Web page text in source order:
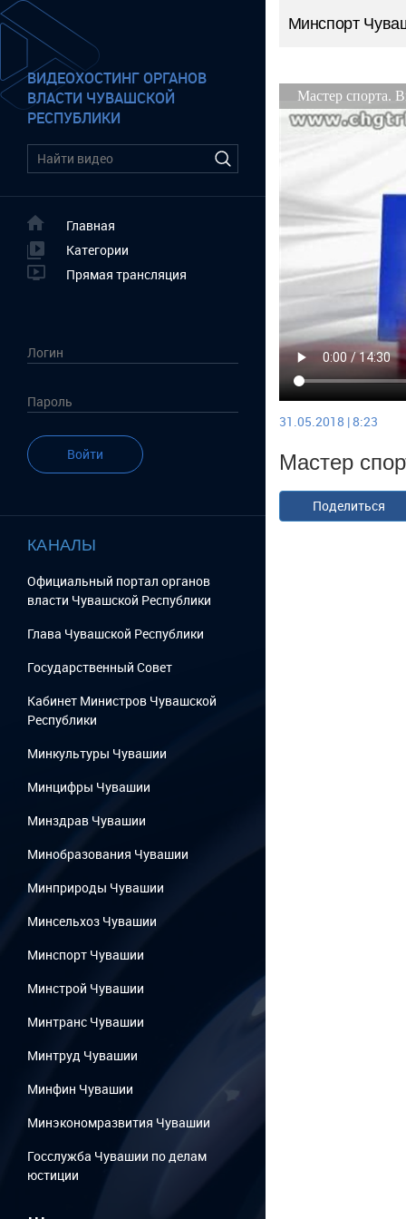
ВИДЕОХОСТИНГ ОРГАНОВ
ВЛАСТИ ЧУВАШСКОЙ
РЕСПУБЛИКИ
Главная
Категории
Прямая трансляция
Войти
КАНАЛЫ
Официальный портал органов
власти Чувашской Республики
Глава Чувашской Республики
Государственный Cовет
Кабинет Министров Чувашской
Республики
Минкультуры Чувашии
Минцифры Чувашии
Минздрав Чувашии
Минобразования Чувашии
Минприроды Чувашии
Минсельхоз Чувашии
Минспорт Чувашии
Минстрой Чувашии
Минтранс Чувашии
Минтруд Чувашии
Минфин Чувашии
Минэкономразвития Чувашии
Госслужба Чувашии по делам
юстиции
...
Минспорт
31.05.2018 | 8:23
Мастер
Поделиться